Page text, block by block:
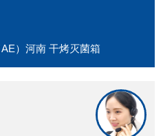
）河南 干烤灭菌箱